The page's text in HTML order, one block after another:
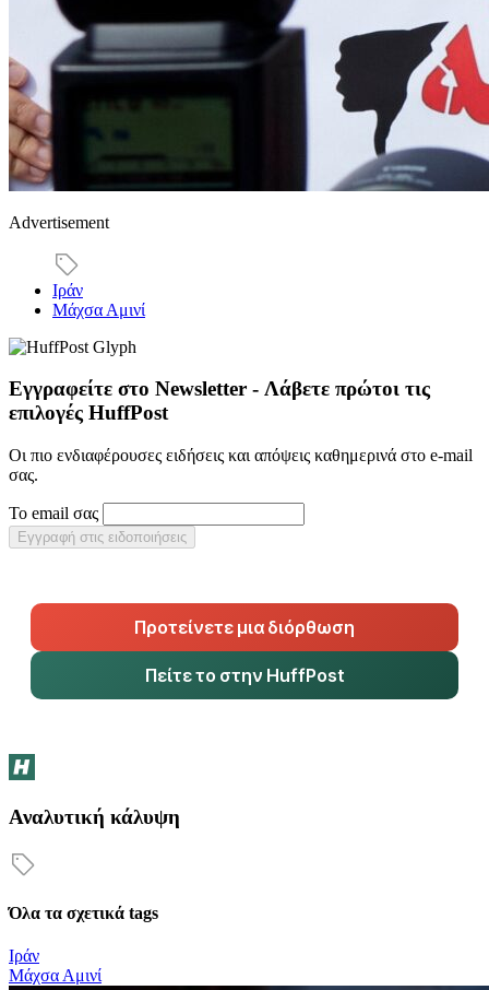
Advertisement
Ιράν
Μάχσα Αμινί
Εγγραφείτε στο Newsletter - Λάβετε πρώτοι τις
επιλογές HuffPost
Οι πιο ενδιαφέρουσες ειδήσεις και απόψεις καθημερινά στο e-mail
σας.
Το email σας
Εγγραφή στις ειδοποιήσεις
Προτείνετε μια διόρθωση
Πείτε το στην HuffPost
Αναλυτική κάλυψη
Όλα τα σχετικά tags
Ιράν
Μάχσα Αμινί